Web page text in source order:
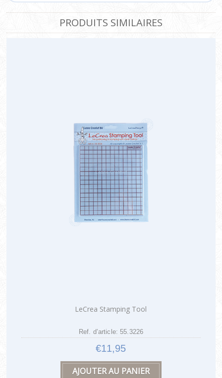
PRODUITS SIMILAIRES
LeCrea Stamping Tool
Ref. d’article: 55.3226
€11,95